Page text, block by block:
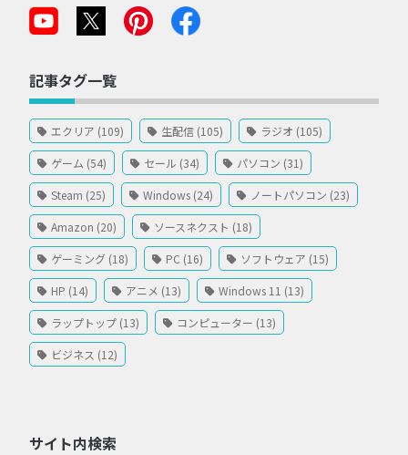
記事タグ一覧
エクリア (109) 生配信 (105) ラジオ (105)
ゲーム (54) セール (34) パソコン (31)
Steam (25) Windows (24) ノートパソコン (23)
Amazon (20) ソースネクスト (18)
ゲーミング (18) PC (16) ソフトウェア (15)
HP (14) アニメ (13) Windows 11 (13)
ラップトップ (13) コンピューター (13)
ビジネス (12)
サイト内検索